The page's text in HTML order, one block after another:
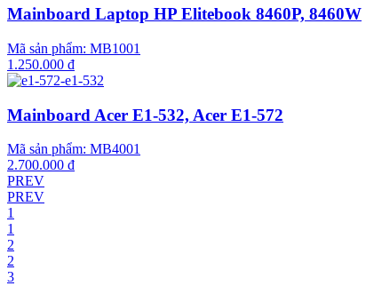
Mainboard Laptop HP Elitebook 8460P, 8460W
Mã sản phẩm: MB1001
1.250.000 đ
Mainboard Acer E1-532, Acer E1-572
Mã sản phẩm: MB4001
2.700.000 đ
PREV
PREV
1
1
2
2
3